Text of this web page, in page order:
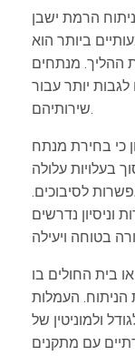
הרמת ישבן
ביותר הוא
ההליך. מנתחים
יותר עבור
שירותיהם.
כי בחירת מנתח
בעלויות עלולה
לסיבוכים.
נדרשים
בית החולים בו
הניתוח. העמלות
ולמוניטין של
עם מתקנים